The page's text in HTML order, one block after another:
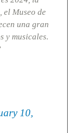
el Museo de
una gran
y musicales.
10,